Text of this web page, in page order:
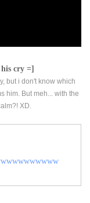
cry =]
but i don't know which
him. But meh... with the
XD.